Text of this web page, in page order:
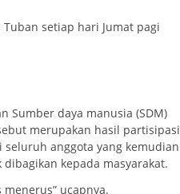
setiap hari Jumat pagi
Sumber daya manusia (SDM)
merupakan hasil partisipasi
anggota yang kemudian
kepada masyarakat.
ucapnya.